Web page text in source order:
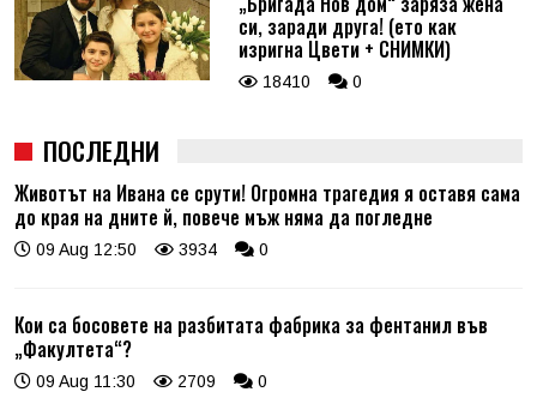
си, заради друга! (ето как
изригна Цвети + СНИМКИ)
18410 0
ПОСЛЕДНИ
Животът на Ивана се срути! Огромна трагедия я оставя сама
до края на дните й, повече мъж няма да погледне
09 Aug 12:50 3934 0
Кои са босовете на разбитата фабрика за фентанил във
„Факултета“?
09 Aug 11:30 2709 0